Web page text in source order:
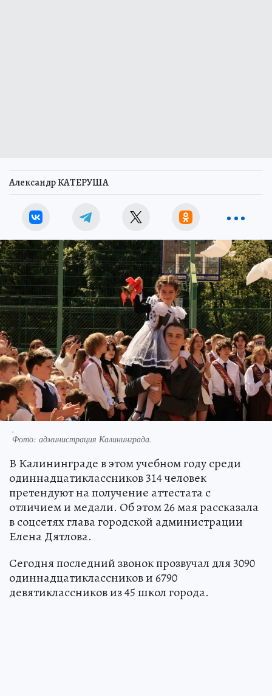
Александр КАТЕРУША
.
Фото: администрация Калининграда.
В Калининграде в этом учебном году среди
одиннадцатиклассников 314 человек
претендуют на получение аттестата с
отличием и медали. Об этом 26 мая рассказала
в соцсетях глава городской администрации
Елена Дятлова.
Сегодня последний звонок прозвучал для 3090
одиннадцатиклассников и 6790
девятиклассников из 45 школ города.